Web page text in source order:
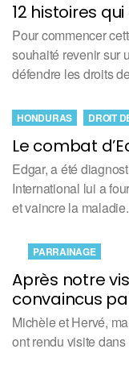
12 histoires
Pour commencer
souhaité revenir sur
défendre les droits
Le combat
HONDURAS DROIT
Edgar, a été
International lui a
et vaincre la maladie.
Après notre
convaincus
PARRAINAGE
Michèle et Hervé,
ont rendu visite